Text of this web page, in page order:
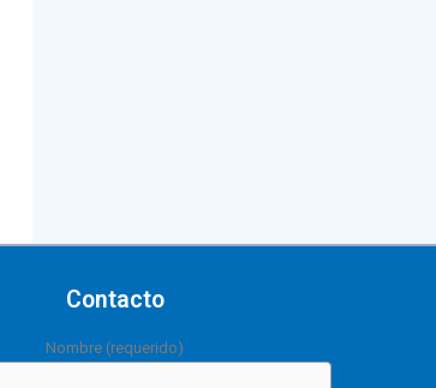
Contacto
Nombre (requerido)